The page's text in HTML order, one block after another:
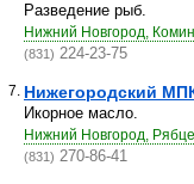
Разведение рыб.
Нижний Новгород,
(831) 224-23-75
7. Нижегородский
Икорное масло.
Нижний Новгород,
(831) 270-86-41